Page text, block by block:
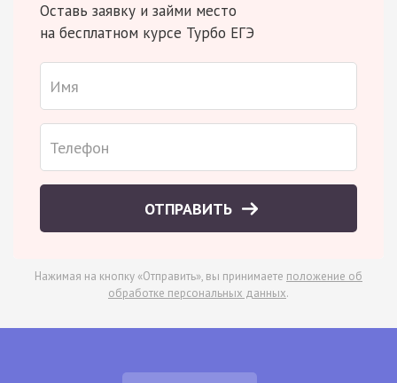
Оставь заявку и займи место
на бесплатном курсе Турбо ЕГЭ
ОТПРАВИТЬ
Нажимая на кнопку «Отправить», вы принимаете положение об
обработке персональных данных.